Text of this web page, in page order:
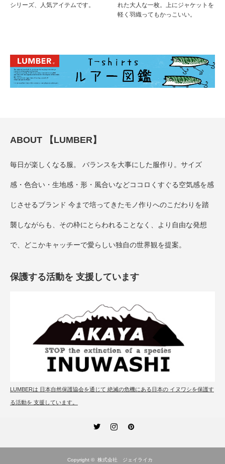
シリーズ、人気アイテムです。
れた大人な一枚。上にジャケットを
軽く羽織ってもかっこいい。
ABOUT 【LUMBER】
毎日が楽しくなる服。 バランスを大事にした服作り。サイズ
感・色合い・生地感・形・風合いなどココロくすぐる空気感を感
じさせるブランド 今まで培ってきたモノ作りへのこだわりを踏
襲しながらも、その枠にとらわれることなく、より自由な発想
で、どこかキャッチーで愛らしい独自の世界観を提案。
保護する活動を 支援しています
LUMBERは 日本自然保護協会を通じて 絶滅の危機にある日本の イヌワシを保護す
る活動を 支援しています。
Copyright © 株式会社 ジェイライカ